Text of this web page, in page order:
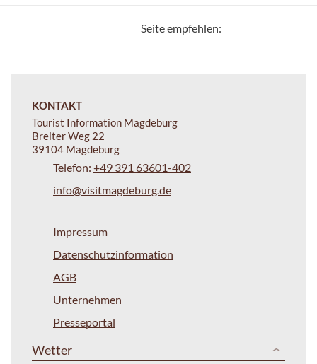
Seite empfehlen:
KONTAKT
Tourist Information Magdeburg
Breiter Weg 22
39104 Magdeburg
Telefon: +49 391 63601-402
info@visitmagdeburg.de
Impressum
Datenschutzinformation
AGB
Unternehmen
Presseportal
Wetter